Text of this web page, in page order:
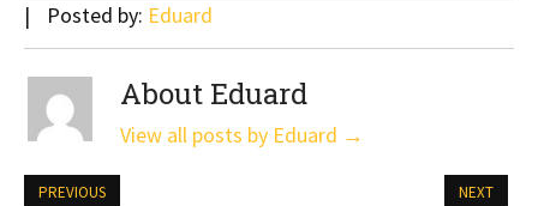
Posted by: Eduard
About Eduard
View all posts by Eduard →
PREVIOUS NEXT